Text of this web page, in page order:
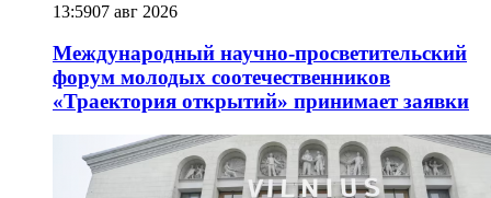
13:5907 авг 2026
Международный научно-просветительский
форум молодых соотечественников
«Траектория открытий» принимает заявки